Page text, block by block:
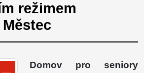
režimem
Domov pro seniory